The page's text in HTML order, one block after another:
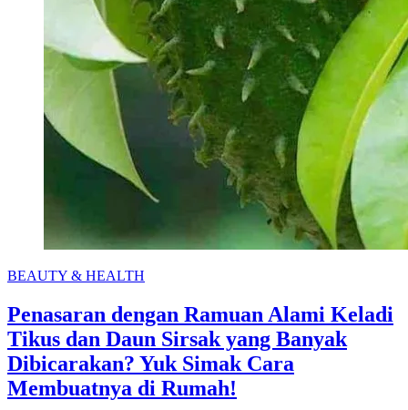
Categories
BEAUTY & HEALTH
Penasaran dengan Ramuan Alami Keladi
Tikus dan Daun Sirsak yang Banyak
Dibicarakan? Yuk Simak Cara
Membuatnya di Rumah!